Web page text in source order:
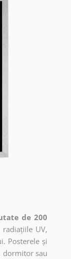
de 200
UV,
Posterele și
dormitor sau